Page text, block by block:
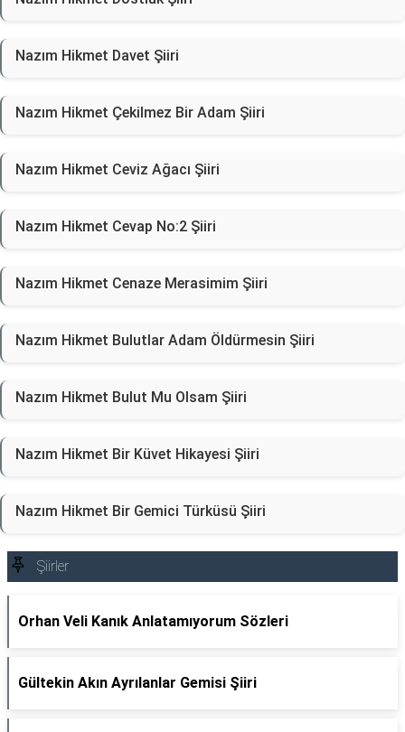
Nazım Hikmet Davet Şiiri
Nazım Hikmet Çekilmez Bir Adam Şiiri
Nazım Hikmet Ceviz Ağacı Şiiri
Nazım Hikmet Cevap No:2 Şiiri
Nazım Hikmet Cenaze Merasimim Şiiri
Nazım Hikmet Bulutlar Adam Öldürmesin Şiiri
Nazım Hikmet Bulut Mu Olsam Şiiri
Nazım Hikmet Bir Küvet Hikayesi Şiiri
Nazım Hikmet Bir Gemici Türküsü Şiiri
Şiirler
Orhan Veli Kanık Anlatamıyorum Sözleri
Gültekin Akın Ayrılanlar Gemisi Şiiri